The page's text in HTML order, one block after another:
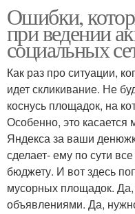
Ошибки,
при ведении
социальных
Как раз про ситуации,
идет скликивание. Не
коснусь площадок, на
Особенно, это
Яндекса за ваши
сделает- ему по сути
бюджету. И вот здесь
мусорных площадок.
объявлениями. Да,